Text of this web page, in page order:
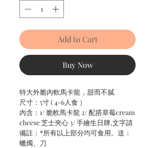
Add to Cart
Buy Now
特大外脆內軟馬卡龍，甜而不膩
尺寸：5寸 ( 4-6人食 ）
內含：1/ 脆軟馬卡龍 2/ 配搭草莓cream
cheese 芝士夾心 3/ 手繪生日牌,文字請
備註：*所有以上部分均可食用。送：
蠟燭、刀